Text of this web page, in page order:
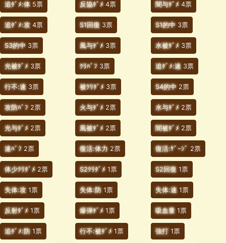
追ﾀﾞﾒ:体 5票 反協ﾀﾞﾒ 4票 闇与ﾀﾞﾒ 4票
追ﾀﾞﾒ:攻 4票 S1回復 3票 S1的中 3票
S3的中 3票 風与ﾀﾞﾒ 3票 水被ﾀﾞﾒ 3票
光被ﾀﾞﾒ 3票 ｸﾘﾊﾞﾌ 3票 追ﾀﾞﾒ:速 3票
行不:速 3票 被ｸﾘﾀﾞﾒ 3票 S4的中 2票
攻防ﾊﾞﾌ 2票 火与ﾀﾞﾒ 2票 水与ﾀﾞﾒ 2票
光与ﾀﾞﾒ 2票 風被ﾀﾞﾒ 2票 闇被ﾀﾞﾒ 2票
速ﾊﾞﾌ 2票 復活:体力 2票 復活:ｹﾞｰｼﾞ 2票
体少ｸﾘﾀﾞﾒ 2票 S2ｸﾘﾀﾞﾒ 1票 S2回復 1票
失体:攻 1票 失体:防 1票 失体:速 1票
反射ﾀﾞﾒ 1票 爆弾ﾀﾞﾒ 1票 吸血量 1票
追ﾀﾞﾒ:防 1票 行不:被ﾀﾞﾒ 1票 強打 1票